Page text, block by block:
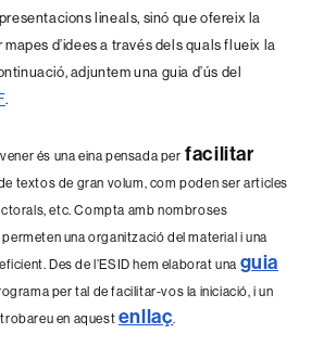
lineals, sinó que ofereix la
d’idees a través dels quals flueix la
adjuntem una guia d’ús del
.
és una eina pensada per facilitar
textos de gran volum, com poden ser articles
etc. Compta amb nombroses
una organització del material i una
Des de l’ESID hem elaborat una guia
per tal de facilitar-vos la iniciació, i un
en aquest enllaç.